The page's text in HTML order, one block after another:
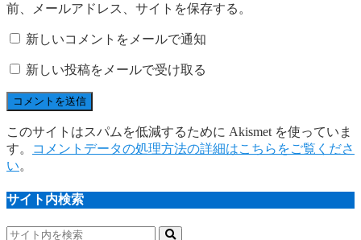
前、メールアドレス、サイトを保存する。
新しいコメントをメールで通知
新しい投稿をメールで受け取る
このサイトはスパムを低減するために Akismet を使っていま
す。
コメントデータの処理方法の詳細はこちらをご覧くださ
い。
サイト内検索